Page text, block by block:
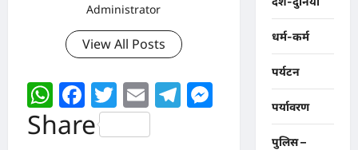
Administrator
View All Posts
WhatsApp
Facebook
Twitter
EmailTelegram
Messenger
Share
धर्म-कर्म
पर्यटन
पर्यावरण
पुलिस –